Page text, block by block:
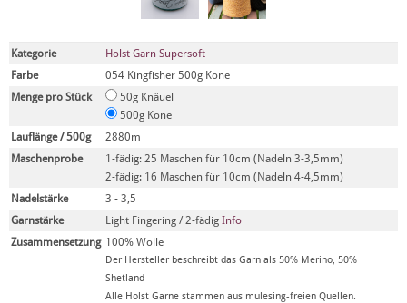
Kategorie
Holst Garn Supersoft
Farbe
054 Kingfisher 500g Kone
Menge pro Stück
50g Knäuel
500g Kone
Lauflänge / 500g
2880m
Maschenprobe
1-fädig: 25 Maschen für 10cm (Nadeln 3-3,5mm)
2-fädig: 16 Maschen für 10cm (Nadeln 4-4,5mm)
Nadelstärke
3 - 3,5
Garnstärke
Light Fingering / 2-fädig Info
Zusammensetzung 100% Wolle
Der Hersteller beschreibt das Garn als 50% Merino, 50%
Shetland
Alle Holst Garne stammen aus mulesing-freien Quellen.